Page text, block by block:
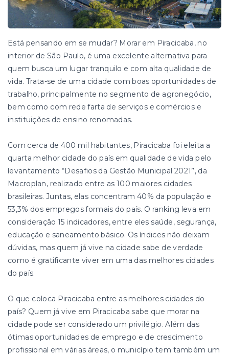
Está pensando em se mudar? Morar em Piracicaba, no
interior de São Paulo, é uma excelente alternativa para
quem busca um lugar tranquilo e com alta qualidade de
vida. Trata-se de uma cidade com boas oportunidades de
trabalho, principalmente no segmento de agronegócio,
bem como com rede farta de serviços e comércios e
instituições de ensino renomadas.
Com cerca de 400 mil habitantes, Piracicaba foi eleita a
quarta melhor cidade do país em qualidade de vida pelo
levantamento “Desafios da Gestão Municipal 2021”, da
Macroplan, realizado entre as 100 maiores cidades
brasileiras. Juntas, elas concentram 40% da população e
53,3% dos empregos formais do país. O ranking leva em
consideração 15 indicadores, entre eles saúde, segurança,
educação e saneamento básico. Os índices não deixam
dúvidas, mas quem já vive na cidade sabe de verdade
como é gratificante viver em uma das melhores cidades
do país.
O que coloca Piracicaba entre as melhores cidades do
país? Quem já vive em Piracicaba sabe que morar na
cidade pode ser considerado um privilégio. Além das
ótimas oportunidades de emprego e de crescimento
profissional em várias áreas, o município tem também um